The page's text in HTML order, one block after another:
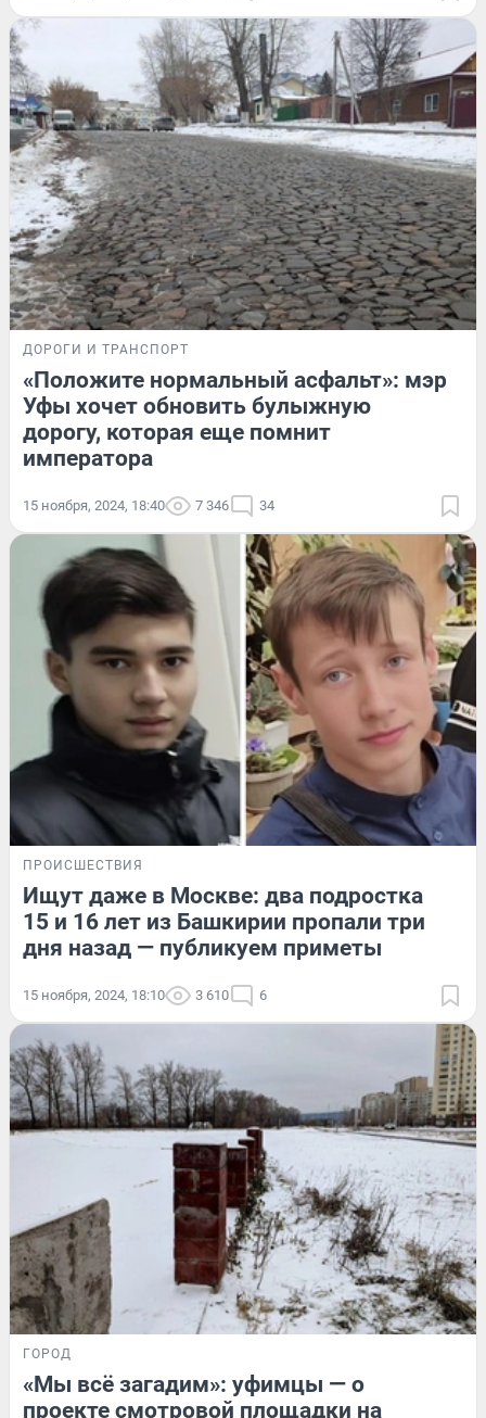
ДОРОГИ И ТРАНСПОРТ
«Положите нормальный асфальт»: мэр
Уфы хочет обновить булыжную
дорогу, которая еще помнит
императора
15 ноября, 2024, 18:40 7 346 34
ПРОИСШЕСТВИЯ
Ищут даже в Москве: два подростка
15 и 16 лет из Башкирии пропали три
дня назад — публикуем приметы
15 ноября, 2024, 18:10 3 610 6
ГОРОД
«Мы всё загадим»: уфимцы — о
проекте смотровой площадки на